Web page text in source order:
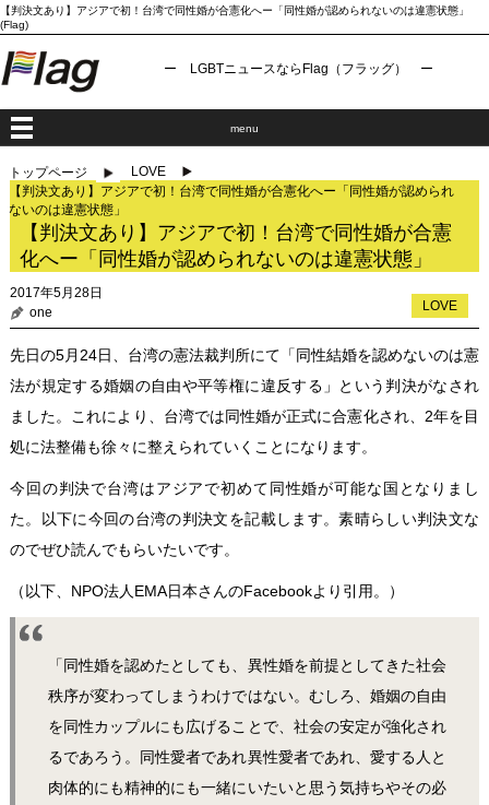
【判決文あり】アジアで初！台湾で同性婚が合憲化へー「同性婚が認められないのは違憲状態」
(Flag)
ー LGBTニュースならFlag（フラッグ） ー
menu
トップページ
LOVE
【判決文あり】アジアで初！台湾で同性婚が合憲化へー「同性婚が認められ
ないのは違憲状態」
【判決文あり】アジアで初！台湾で同性婚が合憲
化へー「同性婚が認められないのは違憲状態」
LOVE
2017年5月28日
one
先日の5月24日、台湾の憲法裁判所にて「同性結婚を認めないのは憲
法が規定する婚姻の自由や平等権に違反する」という判決がなされ
ました。これにより、台湾では同性婚が正式に合憲化され、2年を目
処に法整備も徐々に整えられていくことになります。
今回の判決で台湾はアジアで初めて同性婚が可能な国となりまし
た。以下に今回の台湾の判決文を記載します。素晴らしい判決文な
のでぜひ読んでもらいたいです。
（以下、NPO法人EMA日本さんのFacebookより引用。）
「同性婚を認めたとしても、異性婚を前提としてきた社会
秩序が変わってしまうわけではない。むしろ、婚姻の自由
を同性カップルにも広げることで、社会の安定が強化され
るであろう。同性愛者であれ異性愛者であれ、愛する人と
肉体的にも精神的にも一緒にいたいと思う気持ちやその必